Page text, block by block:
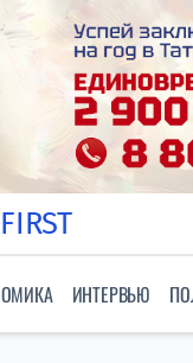
FIRST
ИНТЕРВЬЮ